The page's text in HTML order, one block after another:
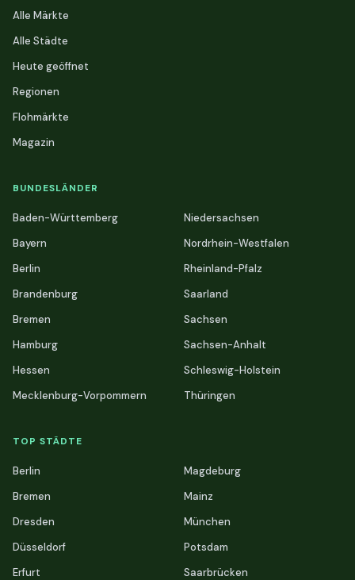
Alle Märkte
Alle Städte
Heute geöffnet
Regionen
Flohmärkte
Magazin
BUNDESLÄNDER
Baden-Württemberg
Bayern
Berlin
Brandenburg
Bremen
Hamburg
Hessen
Mecklenburg-Vorpommern
Niedersachsen
Nordrhein-Westfalen
Rheinland-Pfalz
Saarland
Sachsen
Sachsen-Anhalt
Schleswig-Holstein
Thüringen
TOP STÄDTE
Berlin
Bremen
Dresden
Düsseldorf
Erfurt
Magdeburg
Mainz
München
Potsdam
Saarbrücken